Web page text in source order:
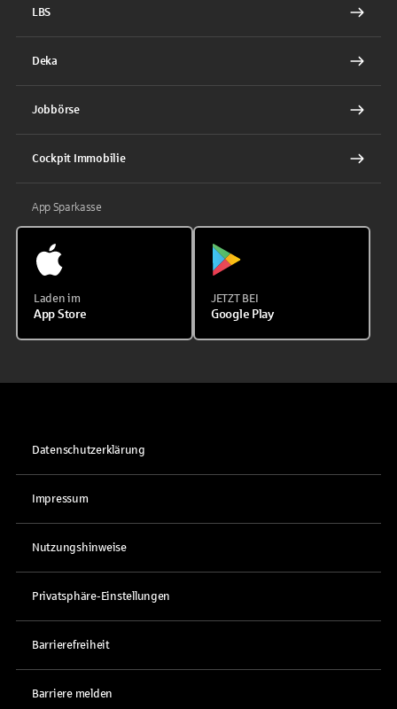
LBS
Deka
Jobbörse
Cockpit Immobilie
App Sparkasse
Laden im
App Store
JETZT BEI
Google Play
Datenschutzerklärung
Impressum
Nutzungshinweise
Privatsphäre-Einstellungen
Barrierefreiheit
Barriere melden